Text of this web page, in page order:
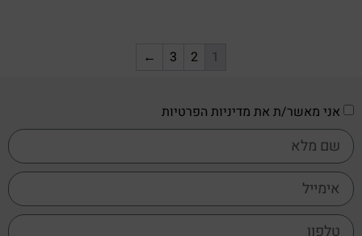
1
2
3
←
אני מאשר/ת את מדיניות הפרטיות